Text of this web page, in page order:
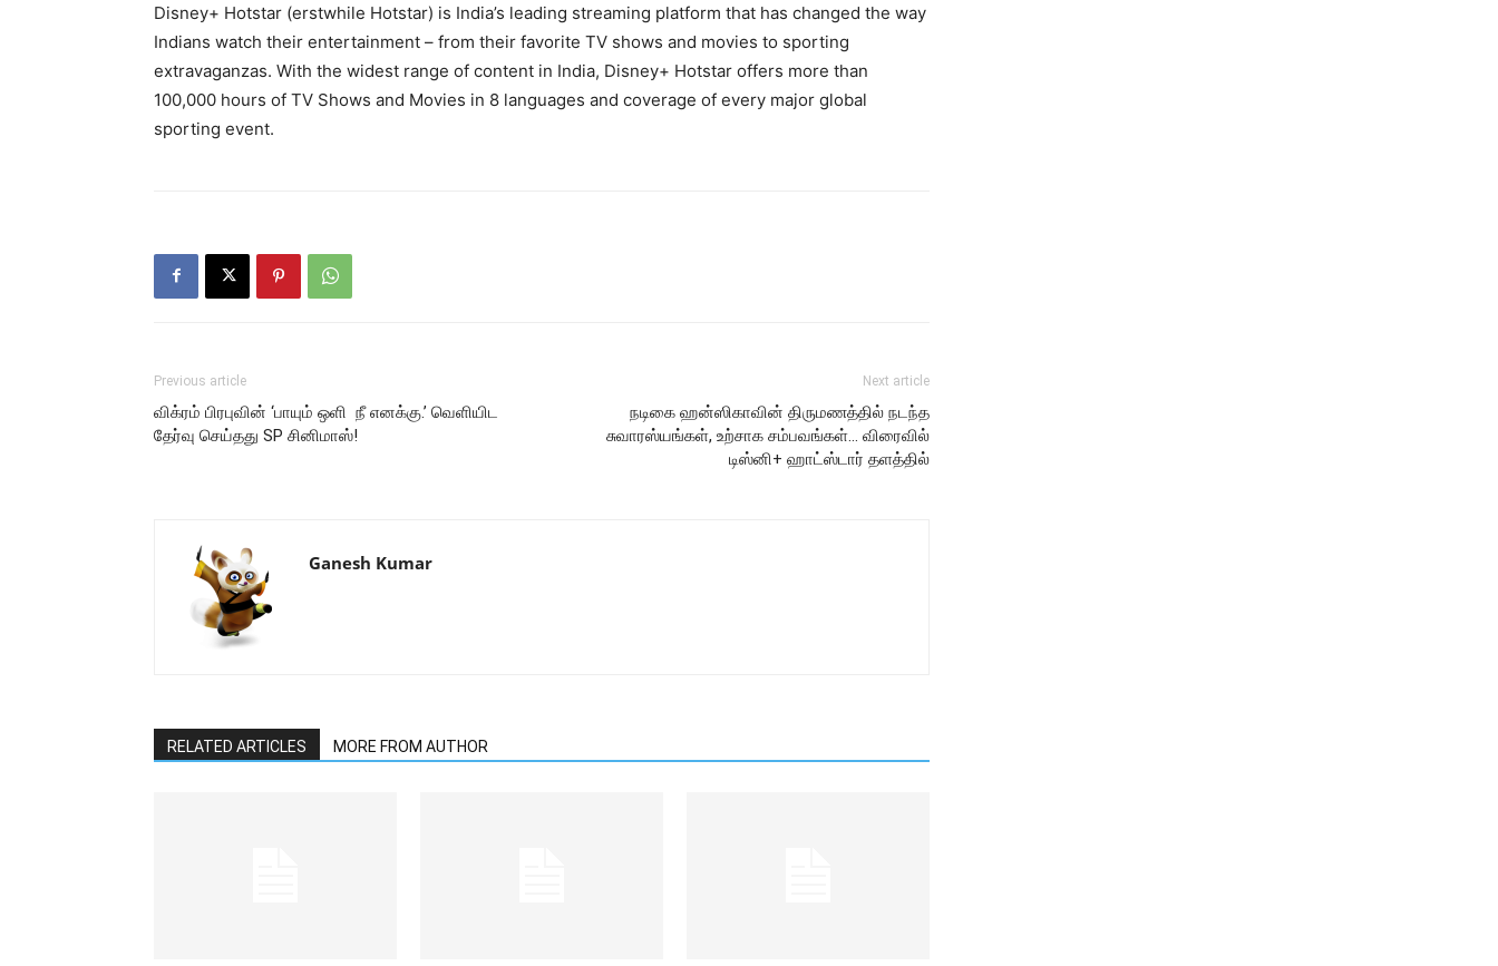
Disney+ Hotstar (erstwhile Hotstar) is India’s leading streaming platform that has changed the way
Indians watch their entertainment – from their favorite TV shows and movies to sporting
extravaganzas. With the widest range of content in India, Disney+ Hotstar offers more than
100,000 hours of TV Shows and Movies in 8 languages and coverage of every major global
sporting event.
Previous article
விக்ரம் பிரபுவின் ‘பாயும் ஒளி நீ எனக்கு.’ வெளியிட
தேர்வு செய்தது SP சினிமாஸ்!
Next article
நடிகை ஹன்ஸிகாவின் திருமணத்தில் நடந்த
சுவாரஸ்யங்கள், உற்சாக சம்பவங்கள்… விரைவில்
டிஸ்னி+ ஹாட்ஸ்டார் தளத்தில்
Ganesh Kumar
RELATED ARTICLES MORE FROM AUTHOR